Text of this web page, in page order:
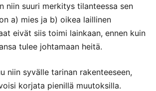
niin suuri merkitys tilanteessa sen
a) mies ja b) oikea laillinen
eivät siis toimi lainkaan, ennen kuin
tulee johtamaan heitä.
niin syvälle tarinan rakenteeseen,
korjata pienillä muutoksilla.